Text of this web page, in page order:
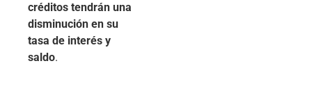
créditos tendrán una
disminución en su
tasa de interés y
saldo.